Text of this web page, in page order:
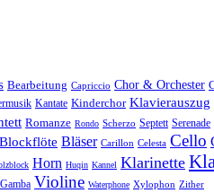
Bearbeitung Capriccio Chor & Orchester
Kantate Kinderchor Klavierauszug
Romanze Rondo Scherzo Septett Serenade
Blockflöte Bläser Carillon Celesta Cello
Horn Huqin Kannel Klarinette
Violine Waterphone Xylophon Zither